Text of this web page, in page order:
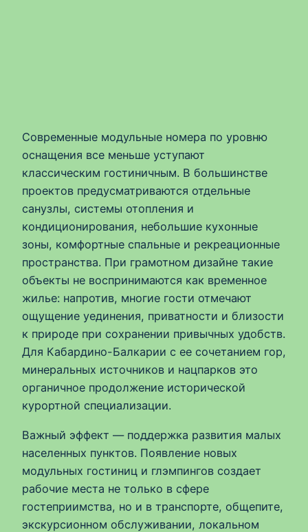
Современные модульные номера по уровню
оснащения все меньше уступают
классическим гостиничным. В большинстве
проектов предусматриваются отдельные
санузлы, системы отопления и
кондиционирования, небольшие кухонные
зоны, комфортные спальные и рекреационные
пространства. При грамотном дизайне такие
объекты не воспринимаются как временное
жилье: напротив, многие гости отмечают
ощущение уединения, приватности и близости
к природе при сохранении привычных удобств.
Для Кабардино-Балкарии с ее сочетанием гор,
минеральных источников и нацпарков это
органичное продолжение исторической
курортной специализации.
Важный эффект — поддержка развития малых
населенных пунктов. Появление новых
модульных гостиниц и глэмпингов создает
рабочие места не только в сфере
гостеприимства, но и в транспорте, общепите,
экскурсионном обслуживании, локальном